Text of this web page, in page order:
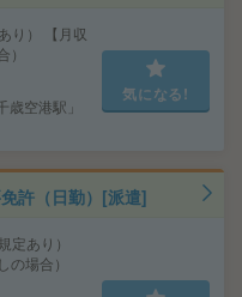
り） 【月収
空港駅」
気になる!
許（日勤）[派遣]
定あり）
場合）